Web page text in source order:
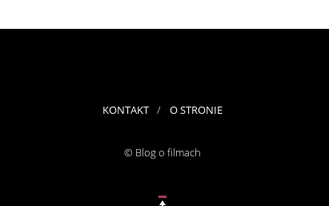
KONTAKT O STRONIE
© Blog o filmach